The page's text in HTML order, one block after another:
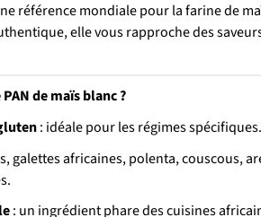
référence mondiale pour la farine de
elle vous rapproche des
de maïs blanc ?
: idéale pour les régimes spécifiques.
galettes africaines, polenta, couscous,
: un ingrédient phare des cuisines